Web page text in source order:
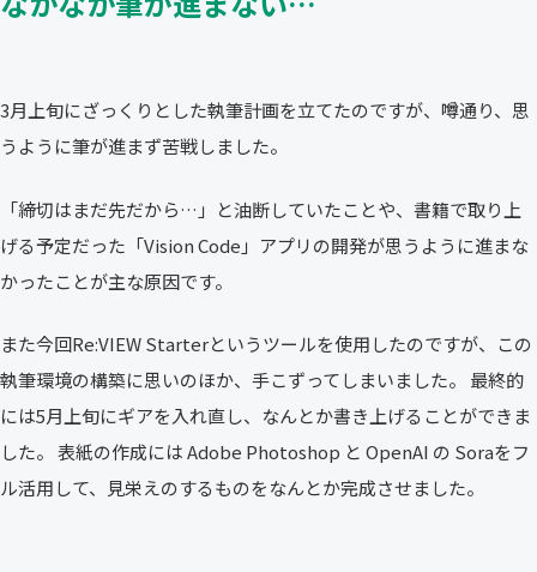
3月上旬にざっくりとした執筆計画を立てたのですが、噂通り、思
うように筆が進まず苦戦しました。
「締切はまだ先だから…」と油断していたことや、書籍で取り上
げる予定だった「Vision Code」アプリの開発が思うように進まな
かったことが主な原因です。
また今回Re:VIEW Starterというツールを使用したのですが、この
執筆環境の構築に思いのほか、手こずってしまいました。 最終的
には5月上旬にギアを入れ直し、なんとか書き上げることができま
した。 表紙の作成には Adobe Photoshop と OpenAI の Soraをフ
ル活用して、見栄えのするものをなんとか完成させました。